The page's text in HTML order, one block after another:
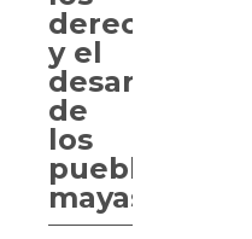
derechos
y el
desarrollo
de
los
pueblos
mayas